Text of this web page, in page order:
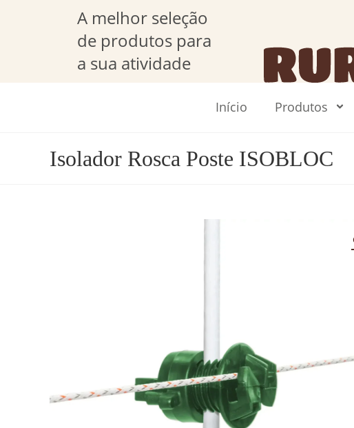
A melhor seleção
de produtos para
a sua atividade
Início Produtos
Isolador Rosca Poste ISOBLOC